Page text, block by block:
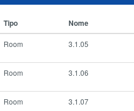
Tipo Nome
Room 3.1.05
Room 3.1.06
Room 3.1.07